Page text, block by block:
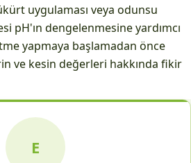
uygulaması veya odunsu
pH'ın dengelenmesine yardımcı
yapmaya başlamadan önce
ve kesin değerleri hakkında fikir
E